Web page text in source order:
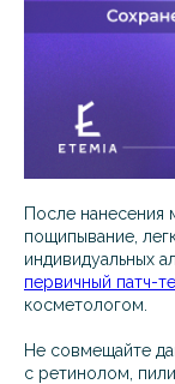
После нанесения
пощипывание,
индивидуальных
первичный патч-
косметологом.
Не совмещайте
с ретинолом,